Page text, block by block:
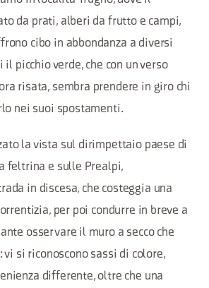
da prati, alberi da frutto e campi,
cibo in abbondanza a diversi
picchio verde, che con un verso
risata, sembra prendere in giro chi
nei suoi spostamenti.
la vista sul dirimpettaio paese di
feltrina e sulle Prealpi,
in discesa, che costeggia una
per poi condurre in breve a
osservare il muro a secco che
si riconoscono sassi di colore,
differente, oltre che una